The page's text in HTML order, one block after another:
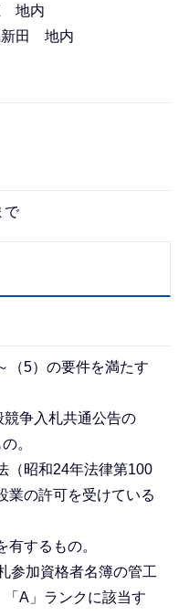
地内
新田 地内
で
（5）の要件を満たす
競争入札共通公告の
。
（昭和24年法律第100
業の許可を受けている
有するもの。
参加資格者名簿の管工
A」ランクに該当す